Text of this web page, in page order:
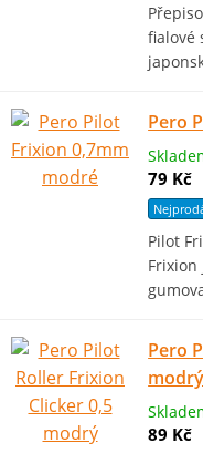
fialové
Pero
79 Kč
Pilot
Frixion
Pero
modrý
89 Kč